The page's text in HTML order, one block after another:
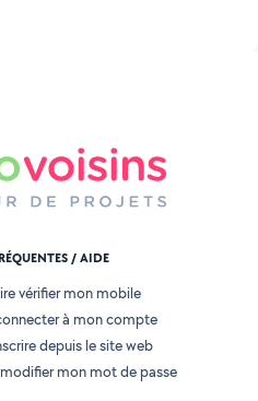
/ AIDE
vérifier mon mobile
à mon compte
depuis le site web
mon mot de passe